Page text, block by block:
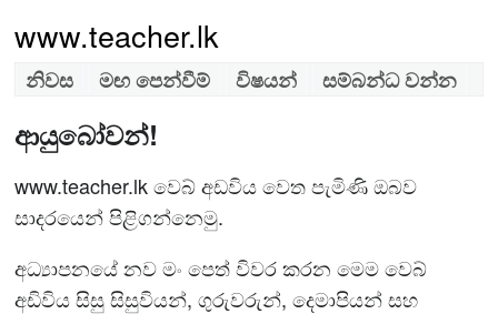
www.teacher.lk
නිවස මඟ පෙන්වීම් විෂයන් සම්බන්ධ වන්න
ආයුබෝවන්!
www.teacher.lk වෙබ් අඩවිය වෙත පැමිණි ඔබව
සාදරයෙන් පිළිගන්නෙමු.
අධ්‍යාපනයේ නව මං පෙත් විවර කරන මෙම වෙබ්
අඩිවිය සිසු සිසුවියන්, ගුරුවරුන්, දෙමාපියන් සහ